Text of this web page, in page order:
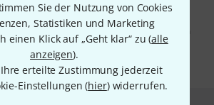
Sie der Nutzung von Cookies
Statistiken und Marketing
einen Klick auf „Geht klar“ zu (alle
anzeigen).
erteilte Zustimmung jederzeit
Einstellungen (hier) widerrufen.
stimmen Sie dem Erhalt von E-Mail-
des E-Mail-Nutzungsverhaltens zu. Die
möglich. Weitere Informationen finden Sie in
Datenschutzhinweisen.
* Pflichtfeld